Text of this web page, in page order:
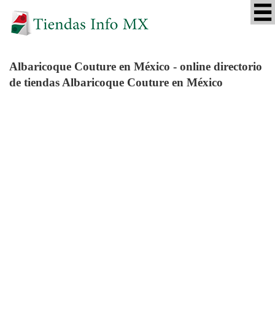
Albaricoque Couture en México - online directorio
de tiendas Albaricoque Couture en México